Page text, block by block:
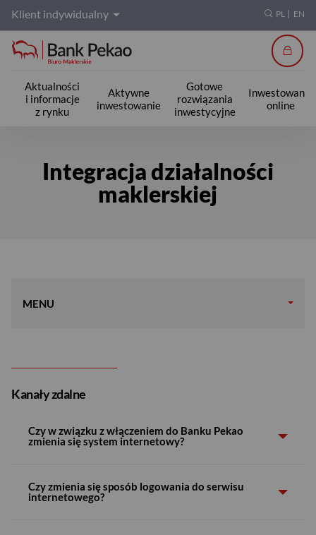
Klient indywidualny PL EN
Aktualności
i informacje
z rynku
Aktywne
inwestowanie
Gotowe
rozwiązania
inwestycyjne
Inwestowanie
online
Integracja działalności
maklerskiej
MENU
Serwis internetowy
Platforma eTrader
Kanały zdalne
Czy w związku z włączeniem do Banku Pekao
zmienia się system internetowy?
Czy zmienia się sposób logowania do serwisu
internetowego?